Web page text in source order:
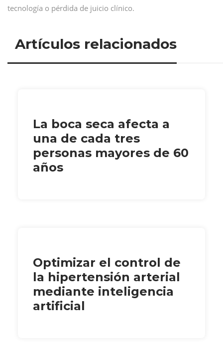
tecnología o pérdida de juicio clínico.
Artículos relacionados
La boca seca afecta a
una de cada tres
personas mayores de 60
años
Optimizar el control de
la hipertensión arterial
mediante inteligencia
artificial